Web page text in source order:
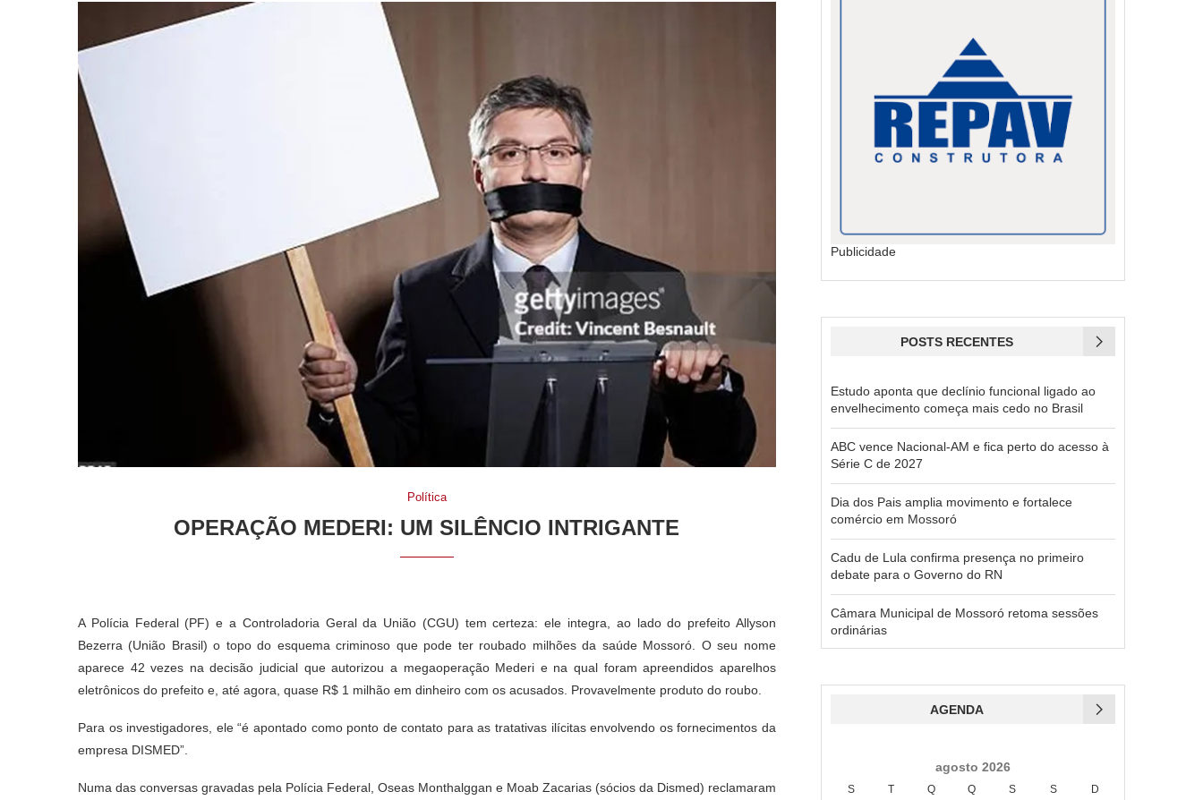
Política
OPERAÇÃO MEDERI: UM SILÊNCIO INTRIGANTE
A Polícia Federal (PF) e a Controladoria Geral da União (CGU) tem certeza: ele integra, ao lado do prefeito Allyson
Bezerra (União Brasil) o topo do esquema criminoso que pode ter roubado milhões da saúde Mossoró. O seu nome
aparece 42 vezes na decisão judicial que autorizou a megaoperação Mederi e na qual foram apreendidos aparelhos
eletrônicos do prefeito e, até agora, quase R$ 1 milhão em dinheiro com os acusados. Provavelmente produto do roubo.
Para os investigadores, ele “é apontado como ponto de contato para as tratativas ilícitas envolvendo os fornecimentos da
empresa DISMED”.
Numa das conversas gravadas pela Polícia Federal, Oseas Monthalggan e Moab Zacarias (sócios da Dismed) reclamaram
Publicidade
POSTS RECENTES
Estudo aponta que declínio funcional ligado ao
envelhecimento começa mais cedo no Brasil
ABC vence Nacional-AM e fica perto do acesso à
Série C de 2027
Dia dos Pais amplia movimento e fortalece
comércio em Mossoró
Cadu de Lula confirma presença no primeiro
debate para o Governo do RN
Câmara Municipal de Mossoró retoma sessões
ordinárias
AGENDA
agosto 2026
S T Q Q S S D